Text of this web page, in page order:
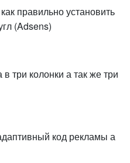
правильно установить
(Adsens)
три колонки а так же три
код рекламы а